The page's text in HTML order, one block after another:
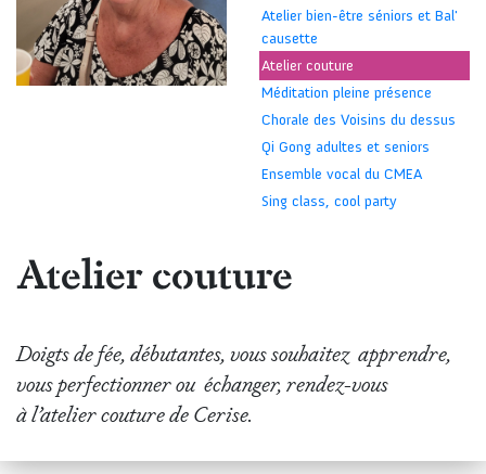
Atelier bien-être séniors et Bal'
causette
Atelier couture
Méditation pleine présence
Chorale des Voisins du dessus
Qi Gong adultes et seniors
Ensemble vocal du CMEA
Sing class, cool party
Atelier couture
Doigts de fée, débutantes, vous souhaitez apprendre,
vous perfectionner ou échanger, rendez-vous
à l’atelier couture de Cerise.